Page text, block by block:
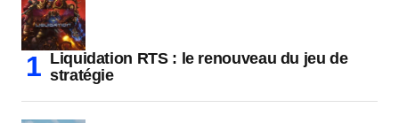
Liquidation RTS : le renouveau du jeu de
stratégie